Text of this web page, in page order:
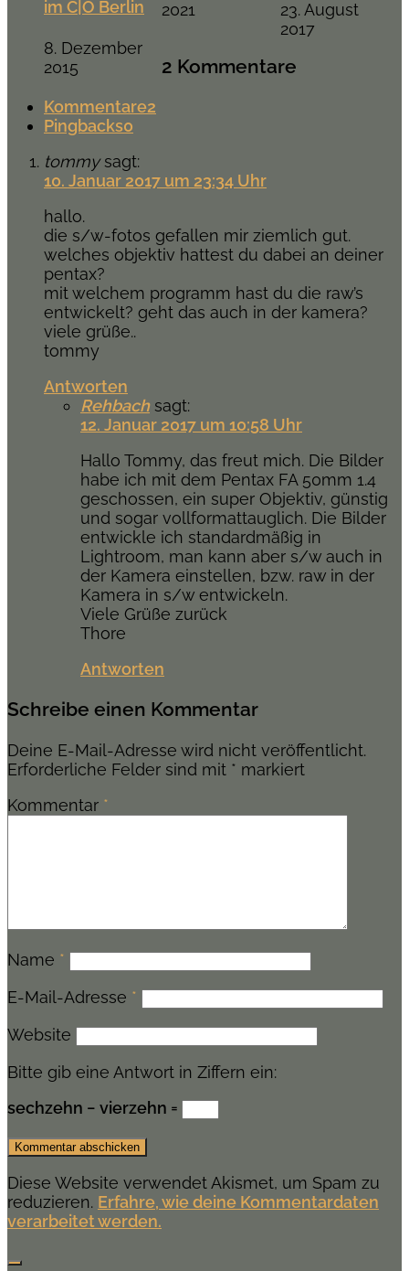
im C|O Berlin
8. Dezember
2015
2021
23. August
2017
2 Kommentare
Kommentare2
Pingbacks0
tommy sagt:
10. Januar 2017 um 23:34 Uhr
hallo.
die s/w-fotos gefallen mir ziemlich gut.
welches objektiv hattest du dabei an deiner
pentax?
mit welchem programm hast du die raw’s
entwickelt? geht das auch in der kamera?
viele grüße..
tommy
Antworten
Rehbach sagt:
12. Januar 2017 um 10:58 Uhr
Hallo Tommy, das freut mich. Die Bilder
habe ich mit dem Pentax FA 50mm 1.4
geschossen, ein super Objektiv, günstig
und sogar vollformattauglich. Die Bilder
entwickle ich standardmäßig in
Lightroom, man kann aber s/w auch in
der Kamera einstellen, bzw. raw in der
Kamera in s/w entwickeln.
Viele Grüße zurück
Thore
Antworten
Schreibe einen Kommentar
Deine E-Mail-Adresse wird nicht veröffentlicht.
Erforderliche Felder sind mit * markiert
Kommentar *
Name *
E-Mail-Adresse *
Website
Bitte gib eine Antwort in Ziffern ein:
sechzehn − vierzehn =
Diese Website verwendet Akismet, um Spam zu
reduzieren. Erfahre, wie deine Kommentardaten
verarbeitet werden.